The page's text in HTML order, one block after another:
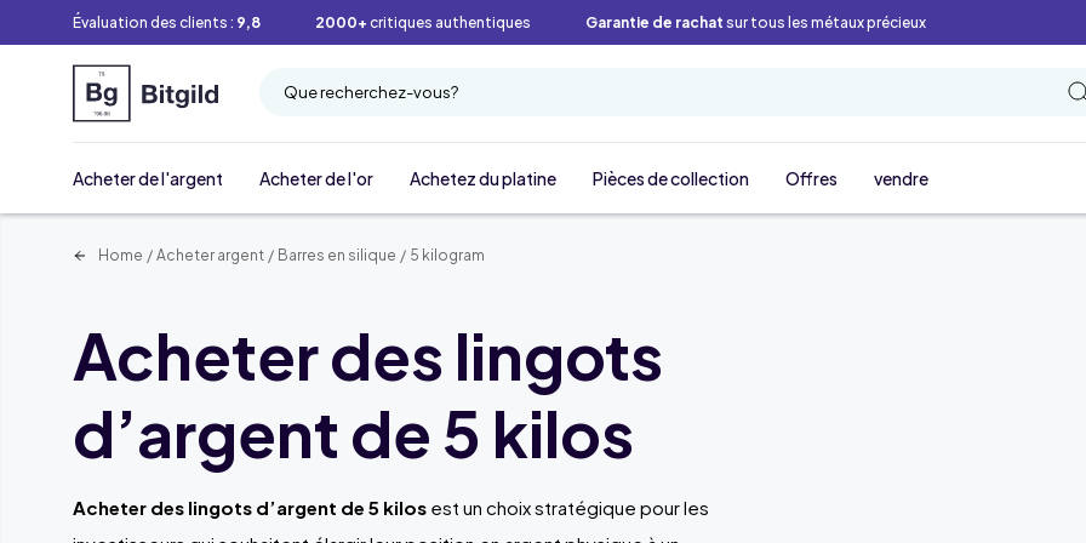
Évaluation des clients : 9,8 2000+ critiques authentiques Garantie de rachat sur tous les métaux précieux
Que recherchez-vous?
Acheter de l'argent Acheter de l'or Achetez du platine Pièces de collection Offres vendre
Home / Acheter argent / Barres en silique / 5 kilogram
Acheter des lingots
d’argent de 5 kilos
Acheter des lingots d’argent de 5 kilos est un choix stratégique pour les